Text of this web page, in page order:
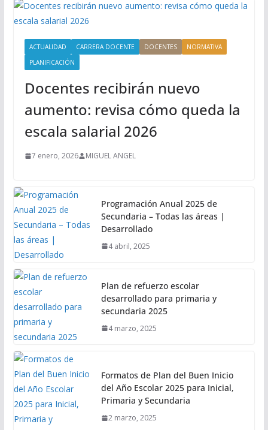
ACTUALIDAD CARRERA DOCENTE DOCENTES
NORMATIVA
PLANIFICACIÓN
Docentes recibirán nuevo
aumento: revisa cómo queda la
escala salarial 2026
7 enero, 2026 MIGUEL ANGEL
Programación Anual 2025 de
Secundaria – Todas las áreas |
Desarrollado
4 abril, 2025
Plan de refuerzo escolar
desarrollado para primaria y
secundaria 2025
4 marzo, 2025
Formatos de Plan del Buen Inicio
del Año Escolar 2025 para Inicial,
Primaria y Secundaria
2 marzo, 2025